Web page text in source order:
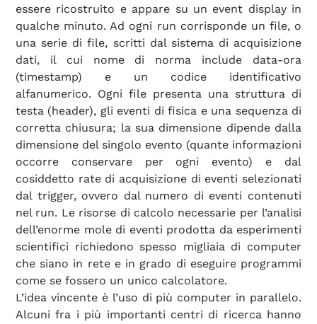
essere ricostruito e appare su un event display in
qualche minuto. Ad ogni run corrisponde un file, o
una serie di file, scritti dal sistema di acquisizione
dati, il cui nome di norma include data-ora
(timestamp) e un codice identificativo
alfanumerico. Ogni file presenta una struttura di
testa (header), gli eventi di fisica e una sequenza di
corretta chiusura; la sua dimensione dipende dalla
dimensione del singolo evento (quante informazioni
occorre conservare per ogni evento) e dal
cosiddetto rate di acquisizione di eventi selezionati
dal trigger, ovvero dal numero di eventi contenuti
nel run. Le risorse di calcolo necessarie per l’analisi
dell’enorme mole di eventi prodotta da esperimenti
scientifici richiedono spesso migliaia di computer
che siano in rete e in grado di eseguire programmi
come se fossero un unico calcolatore.
L’idea vincente è l’uso di più computer in parallelo.
Alcuni fra i più importanti centri di ricerca hanno